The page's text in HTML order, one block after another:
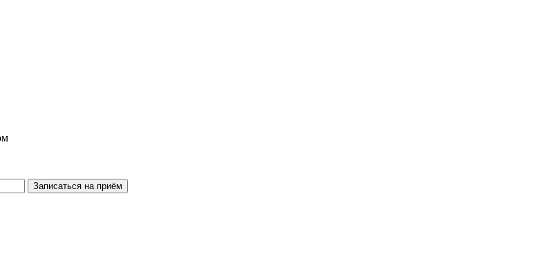
Записаться на приём